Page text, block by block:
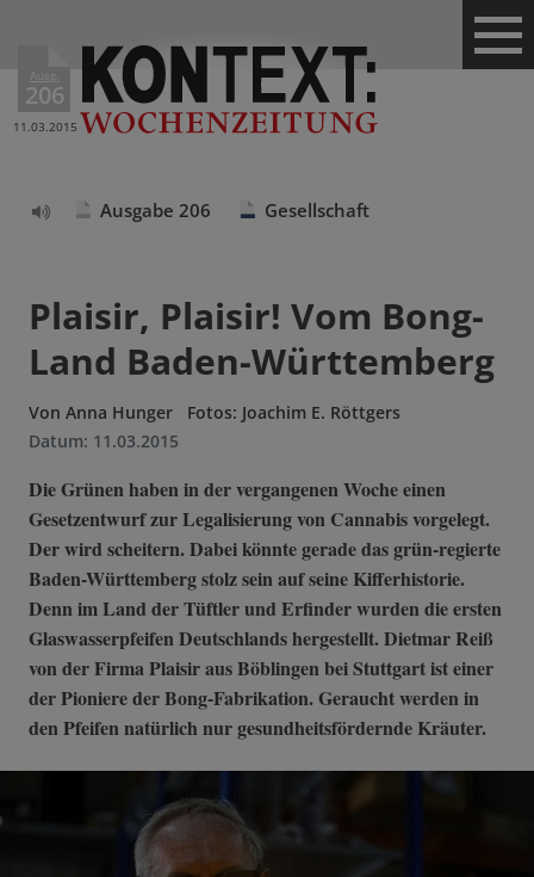
Ausg.
206
11.03.2015
Ausgabe 206 Gesellschaft
Plaisir, Plaisir! Vom Bong-
Land Baden-Württemberg
Von Anna Hunger
Fotos: Joachim E. Röttgers
Datum: 11.03.2015
Die Grünen haben in der vergangenen Woche einen
Gesetzentwurf zur Legalisierung von Cannabis vorgelegt.
Der wird scheitern. Dabei könnte gerade das grün-regierte
Baden-Württemberg stolz sein auf seine Kifferhistorie.
Denn im Land der Tüftler und Erfinder wurden die ersten
Glaswasserpfeifen Deutschlands hergestellt. Dietmar Reiß
von der Firma Plaisir aus Böblingen bei Stuttgart ist einer
der Pioniere der Bong-Fabrikation. Geraucht werden in
den Pfeifen natürlich nur gesundheitsfördernde Kräuter.